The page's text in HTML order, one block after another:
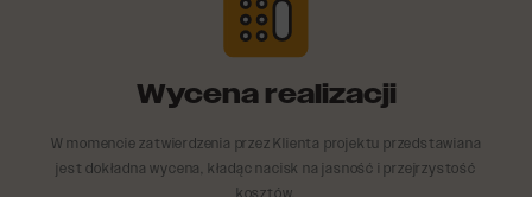
Wycena realizacji
W momencie zatwierdzenia przez Klienta projektu przedstawiana
jest dokładna wycena, kładąc nacisk na jasność i przejrzystość